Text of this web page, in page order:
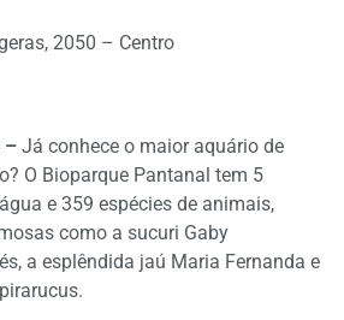
2050 – Centro
– Já conhece o maior aquário de
O Bioparque Pantanal tem 5
e 359 espécies de animais,
como a sucuri Gaby
a esplêndida jaú Maria Fernanda e